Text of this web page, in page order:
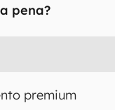
pena?
premium